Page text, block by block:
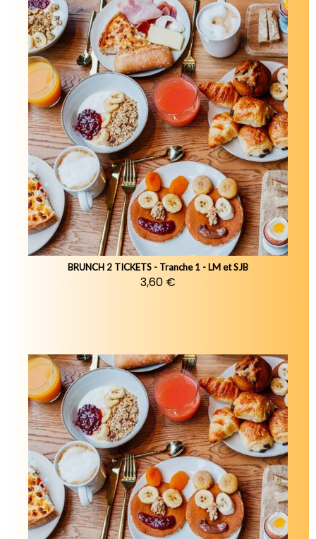
BRUNCH 2 TICKETS - Tranche 1 - LM et SJB
3,60 €